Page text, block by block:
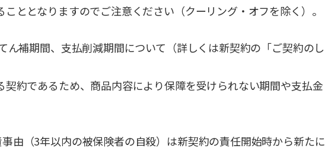
ととなりますのでご注意ください（クーリング・オフを除く）。
補期間、支払削減期間について（詳しくは新契約の「ご契約のし
約であるため、商品内容により保障を受けられない期間や支払金
由（3年以内の被保険者の自殺）は新契約の責任開始時から新たに